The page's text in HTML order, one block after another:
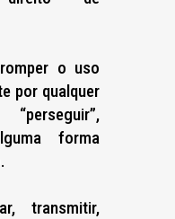
o uso
por qualquer
forma
transmitir,